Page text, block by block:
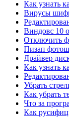
Как узнать
Вирусы
Виндовс 10
Отключить
Пизап
Драйвер
Как узнать
Убрать
Как убрать
Что за
Как